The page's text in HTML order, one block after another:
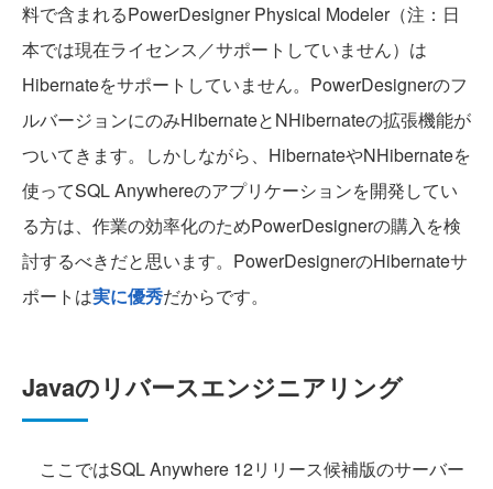
料で含まれるPowerDesigner Physical Modeler（注：日
本では現在ライセンス／サポートしていません）は
Hibernateをサポートしていません。PowerDesignerのフ
ルバージョンにのみHibernateとNHibernateの拡張機能が
ついてきます。しかしながら、HibernateやNHibernateを
使ってSQL Anywhereのアプリケーションを開発してい
る方は、作業の効率化のためPowerDesignerの購入を検
討するべきだと思います。PowerDesignerのHibernateサ
ポートは実に優秀だからです。
Javaのリバースエンジニアリング
ここではSQL Anywhere 12リリース候補版のサーバー